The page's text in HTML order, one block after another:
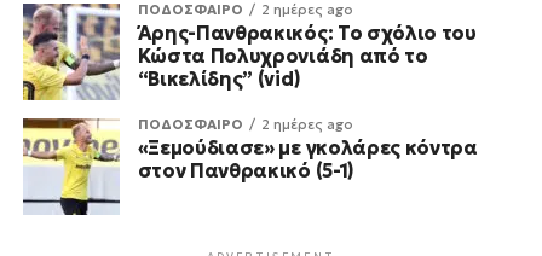
ΠΟΔΟΣΦΑΙΡΟ 2 ημέρες ago
Άρης-Πανθρακικός: Το σχόλιο του
Κώστα Πολυχρονιάδη από το
“Βικελίδης” (vid)
ΠΟΔΟΣΦΑΙΡΟ 2 ημέρες ago
«Ξεμούδιασε» με γκολάρες κόντρα
στον Πανθρακικό (5-1)